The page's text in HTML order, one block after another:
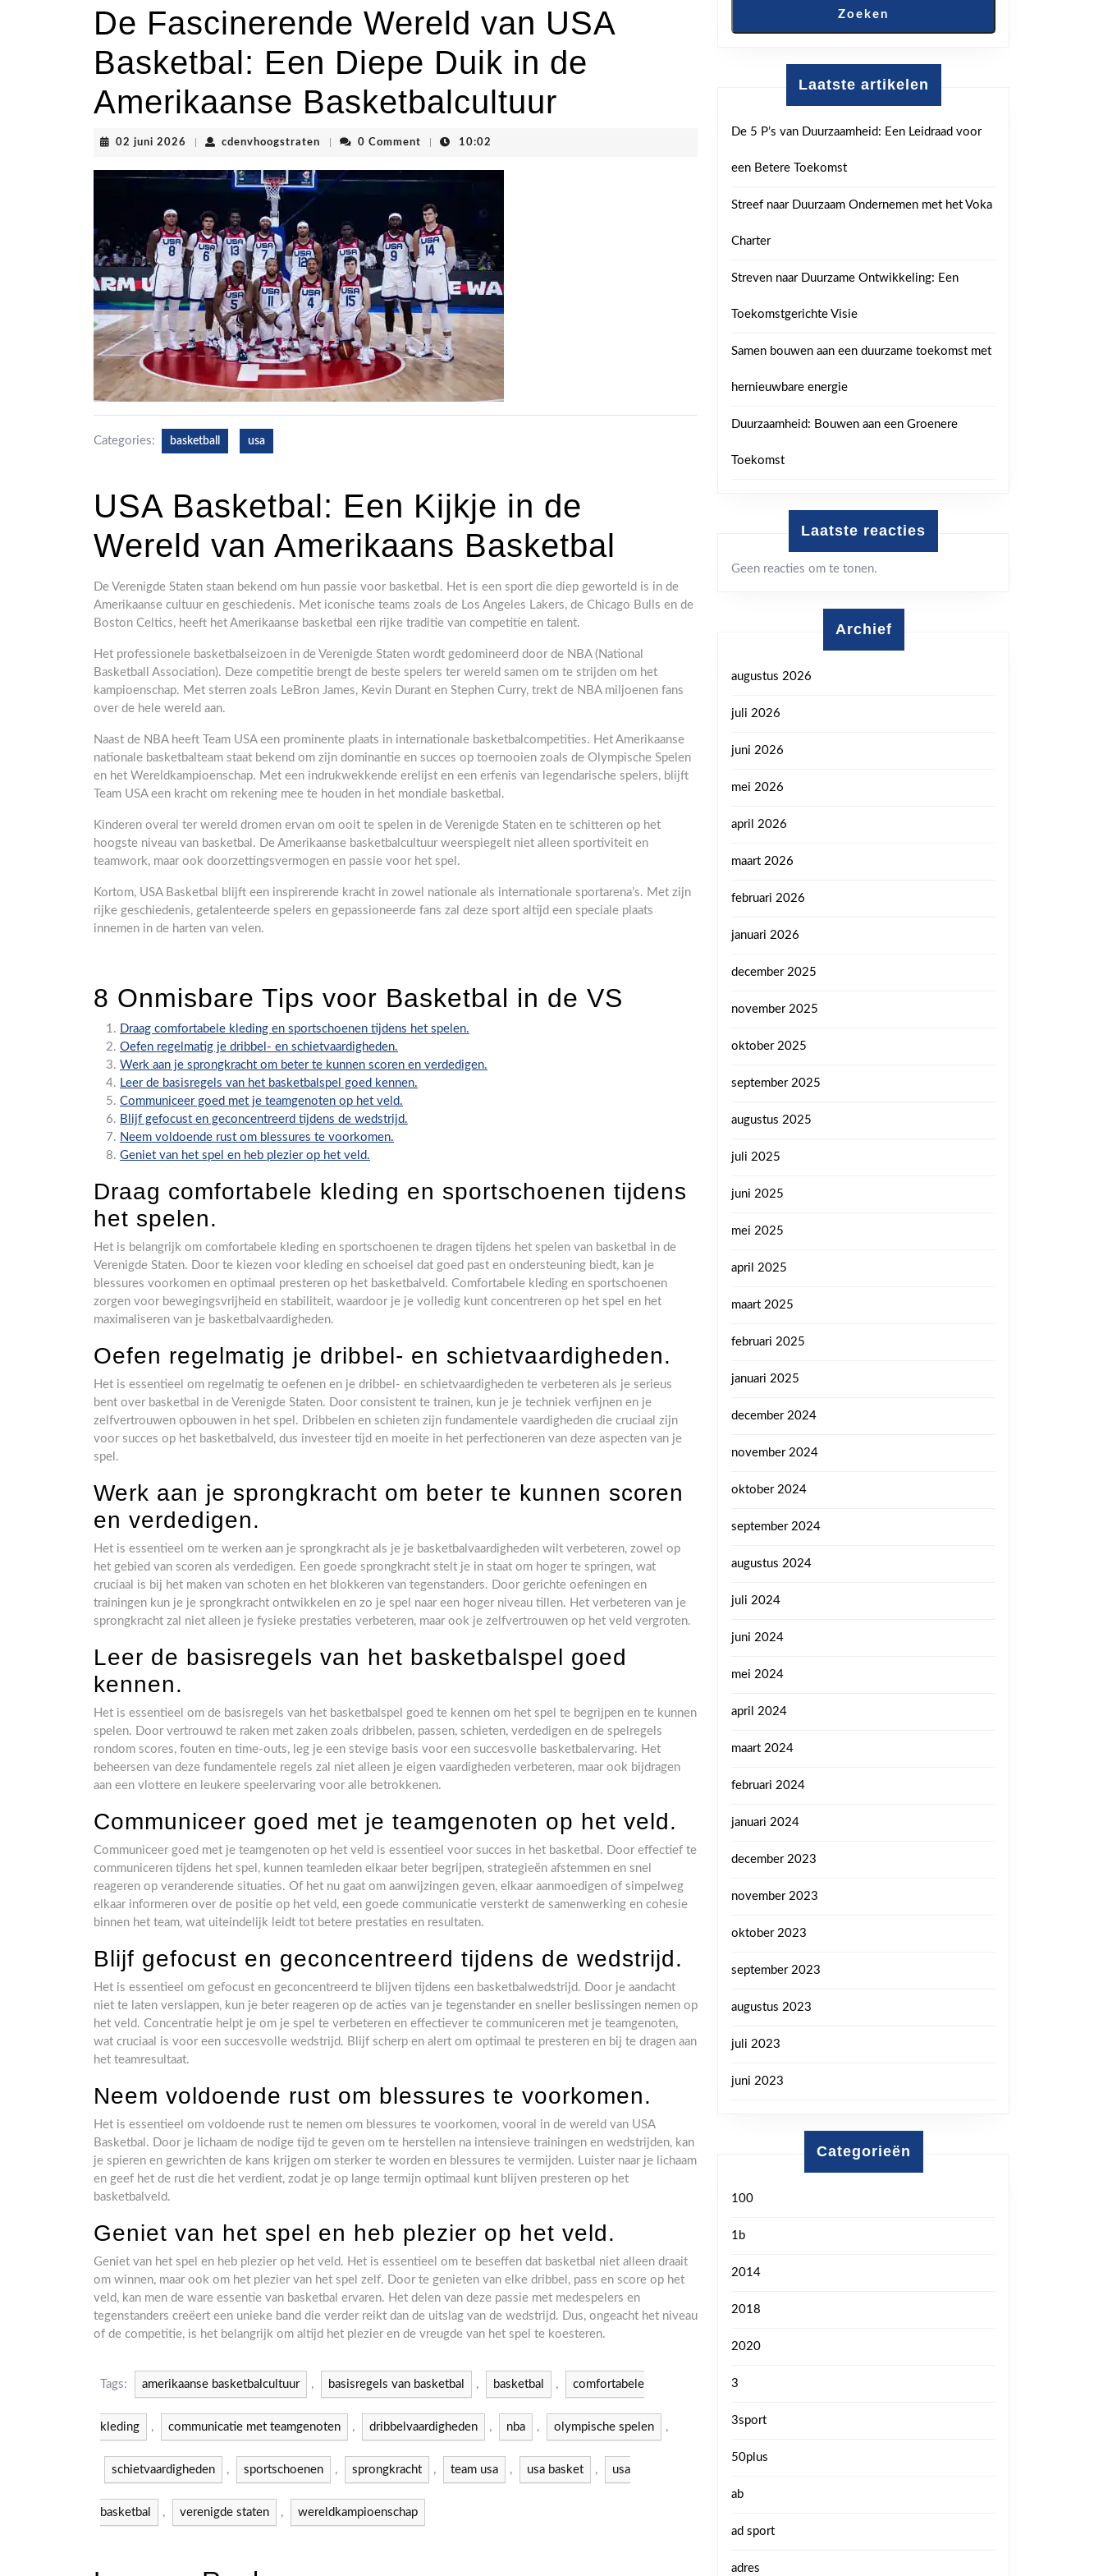
De Fascinerende Wereld van USA
Basketbal: Een Diepe Duik in de
Amerikaanse Basketbalcultuur
02 juni 2026 02
2026
cdenvhoogstraten cdenvhoogstraten
0 Comment 10:02
Categories: basketball usa
USA Basketbal: Een Kijkje in de
Wereld van Amerikaans Basketbal
De Verenigde Staten staan bekend om hun passie voor basketbal. Het is een sport die diep geworteld is in de
Amerikaanse cultuur en geschiedenis. Met iconische teams zoals de Los Angeles Lakers, de Chicago Bulls en de
Boston Celtics, heeft het Amerikaanse basketbal een rijke traditie van competitie en talent.
Het professionele basketbalseizoen in de Verenigde Staten wordt gedomineerd door de NBA (National
Basketball Association). Deze competitie brengt de beste spelers ter wereld samen om te strijden om het
kampioenschap. Met sterren zoals LeBron James, Kevin Durant en Stephen Curry, trekt de NBA miljoenen fans
over de hele wereld aan.
Naast de NBA heeft Team USA een prominente plaats in internationale basketbalcompetities. Het Amerikaanse
nationale basketbalteam staat bekend om zijn dominantie en succes op toernooien zoals de Olympische Spelen
en het Wereldkampioenschap. Met een indrukwekkende erelijst en een erfenis van legendarische spelers, blijft
Team USA een kracht om rekening mee te houden in het mondiale basketbal.
Kinderen overal ter wereld dromen ervan om ooit te spelen in de Verenigde Staten en te schitteren op het
hoogste niveau van basketbal. De Amerikaanse basketbalcultuur weerspiegelt niet alleen sportiviteit en
teamwork, maar ook doorzettingsvermogen en passie voor het spel.
Kortom, USA Basketbal blijft een inspirerende kracht in zowel nationale als internationale sportarena’s. Met zijn
rijke geschiedenis, getalenteerde spelers en gepassioneerde fans zal deze sport altijd een speciale plaats
innemen in de harten van velen.
8 Onmisbare Tips voor Basketbal in de VS
Draag comfortabele kleding en sportschoenen tijdens het spelen.
Oefen regelmatig je dribbel- en schietvaardigheden.
Werk aan je sprongkracht om beter te kunnen scoren en verdedigen.
Leer de basisregels van het basketbalspel goed kennen.
Communiceer goed met je teamgenoten op het veld.
Blijf gefocust en geconcentreerd tijdens de wedstrijd.
Neem voldoende rust om blessures te voorkomen.
Geniet van het spel en heb plezier op het veld.
Draag comfortabele kleding en sportschoenen tijdens
het spelen.
Het is belangrijk om comfortabele kleding en sportschoenen te dragen tijdens het spelen van basketbal in de
Verenigde Staten. Door te kiezen voor kleding en schoeisel dat goed past en ondersteuning biedt, kan je
blessures voorkomen en optimaal presteren op het basketbalveld. Comfortabele kleding en sportschoenen
zorgen voor bewegingsvrijheid en stabiliteit, waardoor je je volledig kunt concentreren op het spel en het
maximaliseren van je basketbalvaardigheden.
Oefen regelmatig je dribbel- en schietvaardigheden.
Het is essentieel om regelmatig te oefenen en je dribbel- en schietvaardigheden te verbeteren als je serieus
bent over basketbal in de Verenigde Staten. Door consistent te trainen, kun je je techniek verfijnen en je
zelfvertrouwen opbouwen in het spel. Dribbelen en schieten zijn fundamentele vaardigheden die cruciaal zijn
voor succes op het basketbalveld, dus investeer tijd en moeite in het perfectioneren van deze aspecten van je
spel.
Werk aan je sprongkracht om beter te kunnen scoren
en verdedigen.
Het is essentieel om te werken aan je sprongkracht als je je basketbalvaardigheden wilt verbeteren, zowel op
het gebied van scoren als verdedigen. Een goede sprongkracht stelt je in staat om hoger te springen, wat
cruciaal is bij het maken van schoten en het blokkeren van tegenstanders. Door gerichte oefeningen en
trainingen kun je je sprongkracht ontwikkelen en zo je spel naar een hoger niveau tillen. Het verbeteren van je
sprongkracht zal niet alleen je fysieke prestaties verbeteren, maar ook je zelfvertrouwen op het veld vergroten.
Leer de basisregels van het basketbalspel goed
kennen.
Het is essentieel om de basisregels van het basketbalspel goed te kennen om het spel te begrijpen en te kunnen
spelen. Door vertrouwd te raken met zaken zoals dribbelen, passen, schieten, verdedigen en de spelregels
rondom scores, fouten en time-outs, leg je een stevige basis voor een succesvolle basketbalervaring. Het
beheersen van deze fundamentele regels zal niet alleen je eigen vaardigheden verbeteren, maar ook bijdragen
aan een vlottere en leukere speelervaring voor alle betrokkenen.
Communiceer goed met je teamgenoten op het veld.
Communiceer goed met je teamgenoten op het veld is essentieel voor succes in het basketbal. Door effectief te
communiceren tijdens het spel, kunnen teamleden elkaar beter begrijpen, strategieën afstemmen en snel
reageren op veranderende situaties. Of het nu gaat om aanwijzingen geven, elkaar aanmoedigen of simpelweg
elkaar informeren over de positie op het veld, een goede communicatie versterkt de samenwerking en cohesie
binnen het team, wat uiteindelijk leidt tot betere prestaties en resultaten.
Blijf gefocust en geconcentreerd tijdens de wedstrijd.
Het is essentieel om gefocust en geconcentreerd te blijven tijdens een basketbalwedstrijd. Door je aandacht
niet te laten verslappen, kun je beter reageren op de acties van je tegenstander en sneller beslissingen nemen op
het veld. Concentratie helpt je om je spel te verbeteren en effectiever te communiceren met je teamgenoten,
wat cruciaal is voor een succesvolle wedstrijd. Blijf scherp en alert om optimaal te presteren en bij te dragen aan
het teamresultaat.
Neem voldoende rust om blessures te voorkomen.
Het is essentieel om voldoende rust te nemen om blessures te voorkomen, vooral in de wereld van USA
Basketbal. Door je lichaam de nodige tijd te geven om te herstellen na intensieve trainingen en wedstrijden, kan
je spieren en gewrichten de kans krijgen om sterker te worden en blessures te vermijden. Luister naar je lichaam
en geef het de rust die het verdient, zodat je op lange termijn optimaal kunt blijven presteren op het
basketbalveld.
Geniet van het spel en heb plezier op het veld.
Geniet van het spel en heb plezier op het veld. Het is essentieel om te beseffen dat basketbal niet alleen draait
om winnen, maar ook om het plezier van het spel zelf. Door te genieten van elke dribbel, pass en score op het
veld, kan men de ware essentie van basketbal ervaren. Het delen van deze passie met medespelers en
tegenstanders creëert een unieke band die verder reikt dan de uitslag van de wedstrijd. Dus, ongeacht het niveau
of de competitie, is het belangrijk om altijd het plezier en de vreugde van het spel te koesteren.
Tags: amerikaanse basketbalcultuur , basisregels van basketbal , basketbal , comfortabele
kleding , communicatie met teamgenoten , dribbelvaardigheden , nba , olympische spelen ,
schietvaardigheden , sportschoenen , sprongkracht , team usa , usa basket , usa
basketbal , verenigde staten , wereldkampioenschap
Zoeken
Laatste artikelen
De 5 P’s van Duurzaamheid: Een Leidraad voor
een Betere Toekomst
Streef naar Duurzaam Ondernemen met het Voka
Charter
Streven naar Duurzame Ontwikkeling: Een
Toekomstgerichte Visie
Samen bouwen aan een duurzame toekomst met
hernieuwbare energie
Duurzaamheid: Bouwen aan een Groenere
Toekomst
Laatste reacties
Geen reacties om te tonen.
Archief
augustus 2026
juli 2026
juni 2026
mei 2026
april 2026
maart 2026
februari 2026
januari 2026
december 2025
november 2025
oktober 2025
september 2025
augustus 2025
juli 2025
juni 2025
mei 2025
april 2025
maart 2025
februari 2025
januari 2025
december 2024
november 2024
oktober 2024
september 2024
augustus 2024
juli 2024
juni 2024
mei 2024
april 2024
maart 2024
februari 2024
januari 2024
december 2023
november 2023
oktober 2023
september 2023
augustus 2023
juli 2023
juni 2023
Categorieën
100
1b
2014
2018
2020
3
3sport
50plus
ab
ad sport
adres